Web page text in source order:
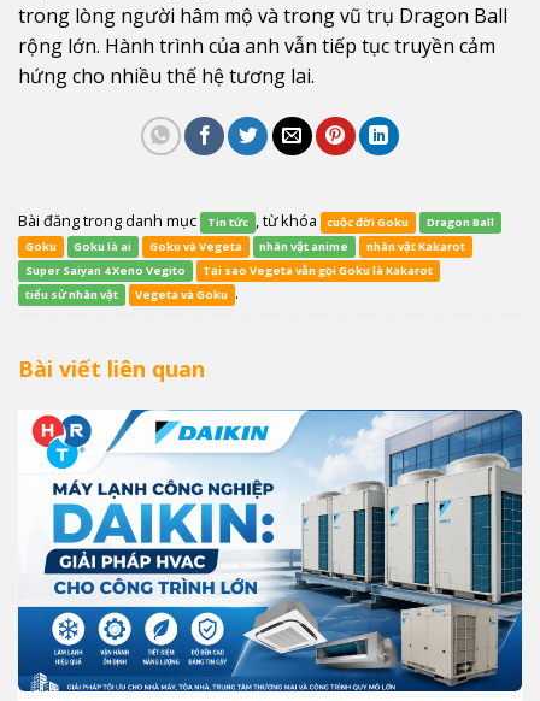
trong lòng người hâm mộ và trong vũ trụ Dragon Ball
rộng lớn. Hành trình của anh vẫn tiếp tục truyền cảm
hứng cho nhiều thế hệ tương lai.
Bài đăng trong danh mục Tin tức , từ khóa cuộc đời Goku
Dragon Ball
Goku
Goku là ai Goku và Vegeta nhân vật anime
nhân vật Kakarot
Super Saiyan 4 Xeno Vegito
Tại sao Vegeta vẫn gọi Goku là Kakarot
tiểu sử nhân vật
Vegeta và Goku .
Bài viết liên quan